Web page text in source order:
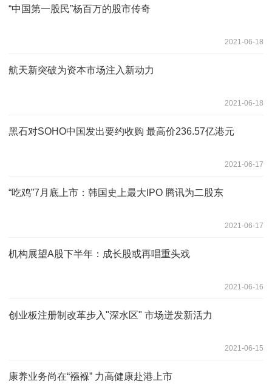
“中国第一股民”杨百万的股市传奇
2021-06-18
航天新突破为资本市场注入新动力
2021-06-18
黑石对SOHO中国发出要约收购 最高价236.57亿港元
2021-06-17
“吃鸡”7月底上市：韩国史上最大IPO 腾讯为二股东
2021-06-17
机构展望A股下半年：成长股或再唱重头戏
2021-06-16
创业板注册制改革步入"深水区" 市场迸发新活力
2021-06-15
康养业务尚在“襁褓” 力高健康赴港上市